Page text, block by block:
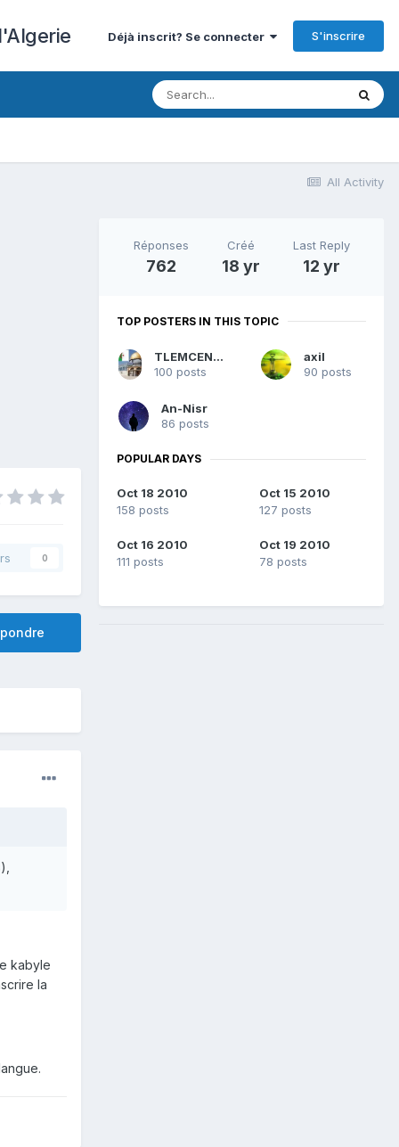
Déjà inscrit? Se connecter S'inscrire
All Activity
0
kabyle
la
Réponses
762
Créé
18 yr
Last Reply
12 yr
TOP POSTERS IN THIS TOPIC
TLEMCENARAB
100 posts
axil
90 posts
An-Nisr
86 posts
POPULAR DAYS
Oct 18 2010
158 posts
Oct 15 2010
127 posts
Oct 16 2010
111 posts
Oct 19 2010
78 posts